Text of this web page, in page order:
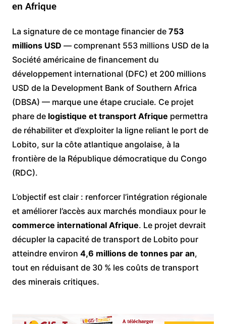
en Afrique
La signature de ce montage financier de 753
millions USD — comprenant 553 millions USD de la
Société américaine de financement du
développement international (DFC) et 200 millions
USD de la Development Bank of Southern Africa
(DBSA) — marque une étape cruciale. Ce projet
phare de logistique et transport Afrique permettra
de réhabiliter et d’exploiter la ligne reliant le port de
Lobito, sur la côte atlantique angolaise, à la
frontière de la République démocratique du Congo
(RDC).
L’objectif est clair : renforcer l’intégration régionale
et améliorer l’accès aux marchés mondiaux pour le
commerce international Afrique. Le projet devrait
décupler la capacité de transport de Lobito pour
atteindre environ 4,6 millions de tonnes par an,
tout en réduisant de 30 % les coûts de transport
des minerais critiques.